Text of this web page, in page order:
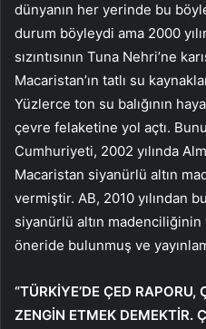
dünyanın her yerinde bu
durum böyleydi ama 2000
sızıntısının Tuna Nehri’ne
Macaristan’ın tatlı su
Yüzlerce ton su balığının
çevre felaketine yol açtı.
Cumhuriyeti, 2002 yılında
Macaristan siyanürlü altın
vermiştir. AB, 2010 yılından
siyanürlü altın madenciliğinin
öneride bulunmuş ve
“TÜRKİYE’DE ÇED RAPORU,
ZENGİN ETMEK DEMEKTİR.